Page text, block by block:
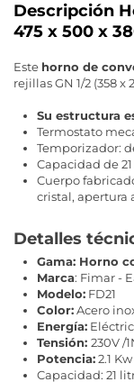
Descripción
475 x 500 x
Este horno de
rejillas GN 1/2 (358 x
Su estructura
Termostato
Temporizador:
Capacidad de 21
Cuerpo
cristal, apertura
Detalles
Gama: Horno
Marca: Fimar -
Modelo: FD21
Color:Acero
Energía:
Tensión: 230V /
Potencia:2.1 Kw
Capacidad: 21